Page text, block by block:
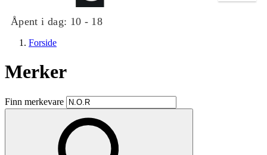
Åpent i dag: 10 - 18
Butikker
Mat og drikke
Forside
Merker
Finn merkevare